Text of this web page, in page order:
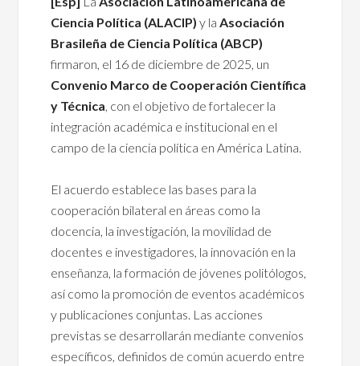
Ciencia Política (ALACIP) y laAsociación
Brasileña de Ciencia Política (ABCP)
firmaron, el 16 de diciembre de 2025, un
Convenio Marco de Cooperación Científica
y Técnica, con el objetivo de fortalecer la
integración académica e institucional en el
campo de la ciencia política en América Latina.
El acuerdo establece las bases para la
cooperación bilateral en áreas como la
docencia, la investigación, la movilidad de
docentes e investigadores, la innovación en la
enseñanza, la formación de jóvenes politólogos,
así como la promoción de eventos académicos
y publicaciones conjuntas. Las acciones
previstas se desarrollarán mediante convenios
específicos, definidos de común acuerdo entre